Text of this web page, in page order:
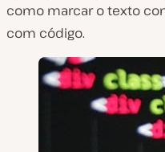
como marcar o texto
com código.